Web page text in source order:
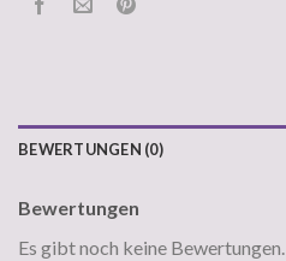
BEWERTUNGEN (0)
Bewertungen
Es gibt noch keine Bewertungen.